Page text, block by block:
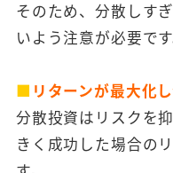
そのため、分散しす
いよう注意が必要です
■ リターンが最大化
分散投資はリスクを
きく成功した場合の